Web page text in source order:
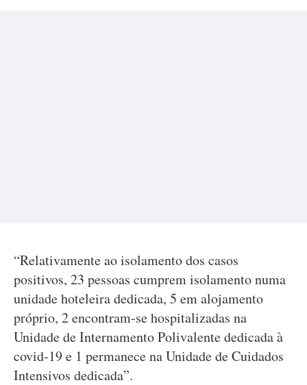
“Relativamente ao isolamento dos casos
positivos, 23 pessoas cumprem isolamento numa
unidade hoteleira dedicada, 5 em alojamento
próprio, 2 encontram-se hospitalizadas na
Unidade de Internamento Polivalente dedicada à
covid-19 e 1 permanece na Unidade de Cuidados
Intensivos dedicada”.